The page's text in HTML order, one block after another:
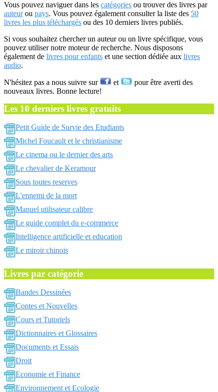
Vous pouvez naviguer dans les catégories ou trouver des livres par
auteurou pays. Vous pouvez également consulter la liste des 50
livres les plus téléchargés ou des 10 derniers livres publiés.
Si vous souhaitez chercher un auteur ou un livre spécifique, vous
pouvez utiliser notre moteur de recherche. Nous disposons
également de livres pour enfants et une section dédiée aux livres
audio.
N'hésitez pas a nous suivre sur et
pour être averti des
nouveaux livres. Bonne lecture!
Les 10 derniers livres gratuits
Petit Guide de Survie des Etudiants
Michel Foucault et le christianisme
Le cinema ou le dernier des arts
Le chevalier de Keramour
Sous toutes reserves
L'ennemi de la mort
Manuel utilisateur calibre
Le guide complet du e-commerce
Intelligence artificielle et education
Le miroir chinois
Livres par catégorie
Bandes Dessinées
Contes et Nouvelles
Cours et Tutoriels
Dictionnaires et Glossaires
Documents et Essais
Droit
Economie et Finance
Environnement et Ecologie